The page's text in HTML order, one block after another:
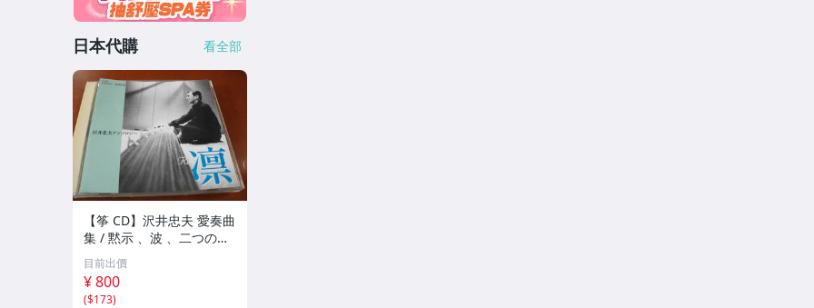
日本代購 看全部
【筝 CD】沢井忠夫 愛奏曲
集 / 黙示 、波 、二つの相
、箏二重奏ソナタ 杵屋正
邦 、入野義朗 、小野衛 他
(1971/1973/1976)
目前出價
¥ 800
($173)